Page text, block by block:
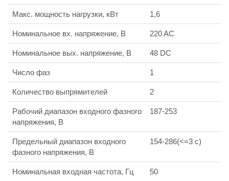
Макс. мощность нагрузки, кВт 1,6
Номинальное вх. напряжение, В 220 AC
Номинальное вых. напряжение, В 48 DC
Число фаз 1
Количество выпрямителей 2
Рабочий диапазон входного фазного
напряжения, В
187-253
Предельный диапазон входного
фазного напряжения, В
154-286(<=3 c)
Номинальная входная частота, Гц 50